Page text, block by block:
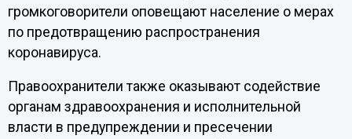
громкоговорители оповещают население о мерах
по предотвращению распространения
коронавируса.
Правоохранители также оказывают содействие
органам здравоохранения и исполнительной
власти в предупреждении и пресечении